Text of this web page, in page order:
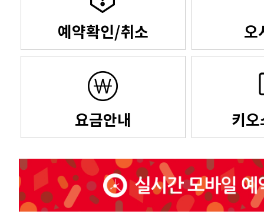
예약확인/취소 오
요금안내 키